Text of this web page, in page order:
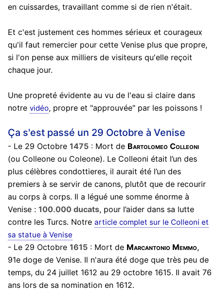
en cuissardes, travaillant comme si de rien n'était.
Et c'est justement ces hommes sérieux et courageux
qu'il faut remercier pour cette Venise plus que propre,
si l'on pense aux milliers de visiteurs qu'elle reçoit
chaque jour.
Une propreté évidente au vu de l'eau si claire dans
notre vidéo, propre et "approuvée" par les poissons !
Ça s'est passé un 29 Octobre à Venise
- Le 29 Octobre 1475: Mort de Bartolomeo Colleoni
(ou Colleone ou Coleone). Le Colleoni était l’un des
plus célèbres condottieres, il aurait été l’un des
premiers à se servir de canons, plutôt que de recourir
au corps à corps. Il a légué une somme énorme à
Venise : 100.000 ducats, pour l’aider dans sa lutte
contre les Turcs. Notre article complet sur le Colleoni et
sa statue à Venise
- Le 29 Octobre 1615: Mort de Marcantonio Memmo,
91e doge de Venise. Il n'aura été doge que très peu de
temps, du 24 juillet 1612 au 29 octobre 1615. Il avait 76
ans lors de sa nomination en 1612.